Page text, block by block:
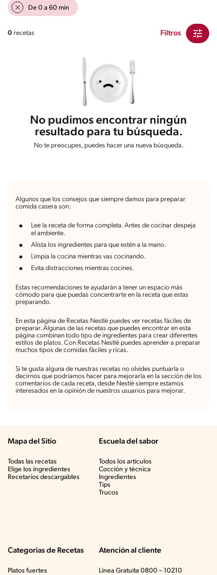
De 0 a 60 min
0 recetas Filtros
No pudimos encontrar ningún
resultado para tu búsqueda.
No te preocupes, puedes hacer una nueva búsqueda.
Algunos que los consejos que siempre damos para preparar
comida casera son:
Lee la receta de forma completa. Antes de cocinar despeja
el ambiente.
Alista los ingredientes para que estén a la mano.
Limpia la cocina mientras vas cocinando.
Evita distracciones mientras cocines.
Estas recomendaciones te ayudarán a tener un espacio más
cómodo para que puedas concentrarte en la receta que estas
preparando.
En esta página de Recetas Nestlé puedes ver recetas fáciles de
preparar. Algunas de las recetas que puedes encontrar en esta
página combinan todo tipo de ingredientes para crear diferentes
estilos de platos. Con Recetas Nestlé puedes aprender a preparar
muchos tipos de comidas fáciles y ricas.
Si te gusta alguna de nuestras recetas no olvides puntuarla o
decirnos que podríamos hacer para mejorarla en la sección de los
comentarios de cada receta, desde Nestlé siempre estamos
interesados en la opinión de nuestros usuarios para mejorar.
Mapa del Sitio
Todas las recetas
Elige los ingredientes
Recetarios descargables
Escuela del sabor
Todos los artículos
Cocción y técnica
Ingredientes
Tips
Trucos
Categorias de Recetas
Platos fuertes
Atención al cliente
Línea Gratuita 0800 – 10210